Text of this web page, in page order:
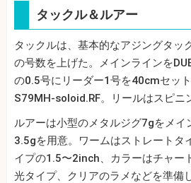
タックル＆ルアー
タックルは、基本的なアジングタッ
の号数を上げた。メインラインを
の0.5号にリーダー1号を40cmセッ
S79MH-soloid.RF。リールはスピニ
ルアーは小型のメタルジグ7gをメイ
3.5gを用意。ワームはストレートタ
イプの1.5〜2inch、カラーはチャー
光タイプ、クリアのラメなどを準備